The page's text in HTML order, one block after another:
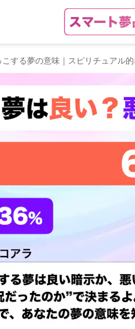
こする夢の意味｜スピリチュアル